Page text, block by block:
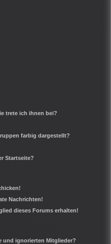
trete ich ihnen bei?
farbig dargestellt?
Startseite?
Nachrichten!
dieses Forums erhalten!
und ignorierten Mitglieder?